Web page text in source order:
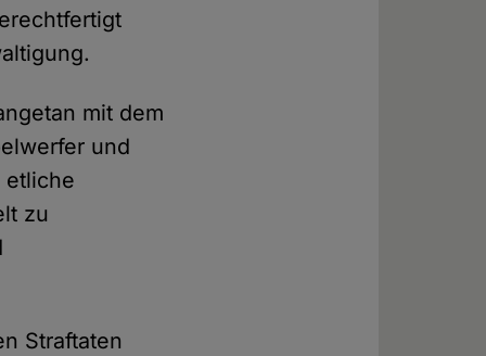
mit dem
und
etliche
zu
Straftaten